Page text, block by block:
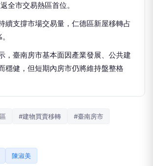
全市交易熱區首位。
續支撐市場交易量，仁德區新屋移轉占
，臺南房市基本面因產業發展、公共建
穩健，但短期內房市仍將維持盤整格
#建物買賣移轉
#臺南房市
陳淑美